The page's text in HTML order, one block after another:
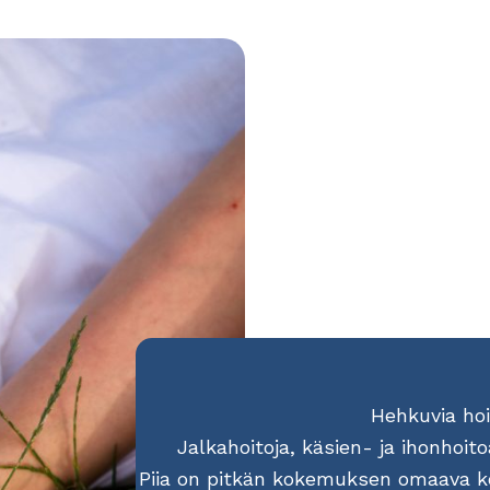
Hehkuvia
Jalkahoitoja, käsien- ja
Piia on pitkän kokemuksen omaava